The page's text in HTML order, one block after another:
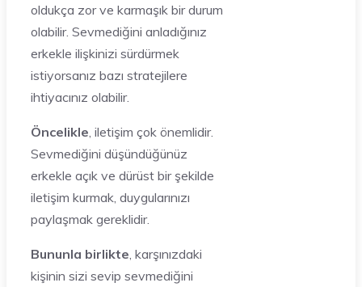
oldukça zor ve karmaşık bir durum
olabilir. Sevmediğini anladığınız
erkekle ilişkinizi sürdürmek
istiyorsanız bazı stratejilere
ihtiyacınız olabilir.
Öncelikle , iletişim çok önemlidir.
Sevmediğini düşündüğünüz
erkekle açık ve dürüst bir şekilde
iletişim kurmak, duygularınızı
paylaşmak gereklidir.
Bununla birlikte , karşınızdaki
kişinin sizi sevip sevmediğini